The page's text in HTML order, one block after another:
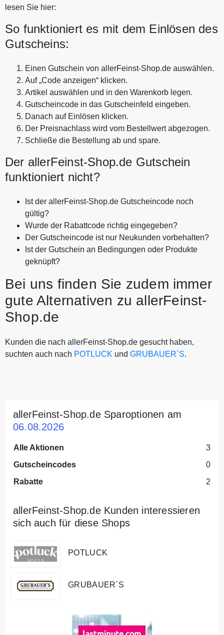
lesen Sie hier:
So funktioniert es mit dem Einlösen des
Gutscheins:
Einen Gutschein von allerFeinst-Shop.de auswählen.
Auf „Code anzeigen“ klicken.
Artikel auswählen und in den Warenkorb legen.
Gutscheincode in das Gutscheinfeld eingeben.
Danach auf Einlösen klicken.
Der Preisnachlass wird vom Bestellwert abgezogen.
Schließe die Bestellung ab und spare.
Der allerFeinst-Shop.de Gutschein
funktioniert nicht?
Ist der allerFeinst-Shop.de Gutscheincode noch
gültig?
Wurde der Rabattcode richtig eingegeben?
Der Gutscheincode ist nur Neukunden vorbehalten?
Ist der Gutschein an Bedingungen oder Produkte
geknüpft?
Bei uns finden Sie zudem immer
gute Alternativen zu allerFeinst-
Shop.de
Kunden die nach allerFeinst-Shop.de gesucht haben,
suchten auch nach POTLUCK und GRUBAUER´S.
allerFeinst-Shop.de Sparoptionen am
06.08.2026
Alle Aktionen
3
Gutscheincodes
0
Rabatte
2
allerFeinst-Shop.de Kunden interessieren
sich auch für diese Shops
POTLUCK
GRUBAUER´S